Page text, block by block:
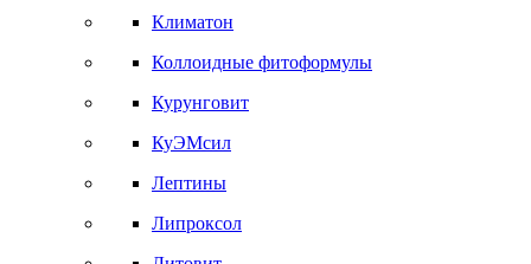
Климатон
Коллоидные фитоформулы
Курунговит
КуЭМсил
Лептины
Липроксол